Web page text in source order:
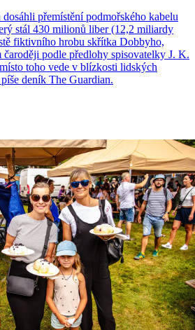
přemístění podmořského kabelu
stál 430 milionů liber (12,2 miliardy
fiktivního hrobu skřítka Dobbyho,
podle předlohy spisovatelky J. K.
toho vede v blízkosti lidských
deník The Guardian.